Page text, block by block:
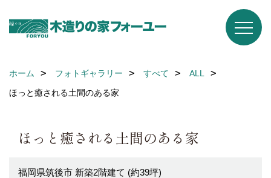
ホーム フォトギャラリー すべて
ALL
ほっと癒される土間のある家
ほっと癒される土間のある家
福岡県筑後市 新築2階建て (約39坪)